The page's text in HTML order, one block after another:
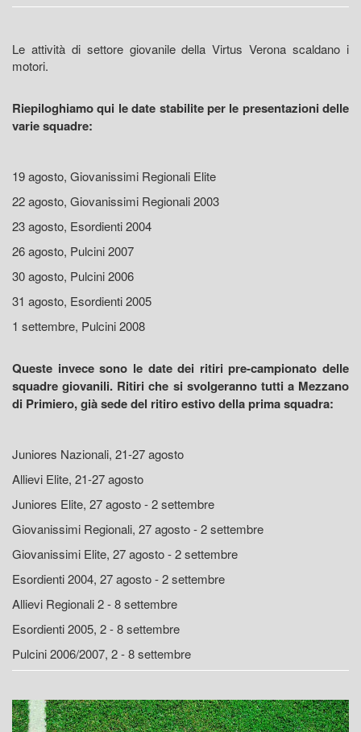
Le attività di settore giovanile della Virtus Verona scaldano i
motori.
Riepiloghiamo qui le date stabilite per le presentazioni delle
varie squadre:
19 agosto, Giovanissimi Regionali Elite
22 agosto, Giovanissimi Regionali 2003
23 agosto, Esordienti 2004
26 agosto, Pulcini 2007
30 agosto, Pulcini 2006
31 agosto, Esordienti 2005
1 settembre, Pulcini 2008
Queste invece sono le date dei ritiri pre-campionato delle
squadre giovanili. Ritiri che si svolgeranno tutti a Mezzano
di Primiero, già sede del ritiro estivo della prima squadra:
Juniores Nazionali, 21-27 agosto
Allievi Elite, 21-27 agosto
Juniores Elite, 27 agosto - 2 settembre
Giovanissimi Regionali, 27 agosto - 2 settembre
Giovanissimi Elite, 27 agosto - 2 settembre
Esordienti 2004, 27 agosto - 2 settembre
Allievi Regionali 2 - 8 settembre
Esordienti 2005, 2 - 8 settembre
Pulcini 2006/2007, 2 - 8 settembre